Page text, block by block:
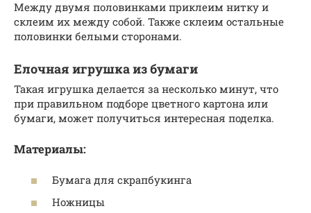
Между двумя половинками приклеим нитку и
склеим их между собой. Также склеим остальные
половинки белыми сторонами.
Елочная игрушка из бумаги
Такая игрушка делается за несколько минут, что
при правильном подборе цветного картона или
бумаги, может получиться интересная поделка.
Материалы:
Бумага для скрапбукинга
Ножницы